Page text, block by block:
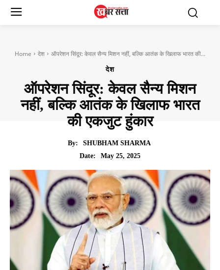
Home देश ऑपरेशन सिंदूर: केवल सैन्य मिशन नहीं, बल्कि आतंक के खिलाफ भारत की...
देश
ऑपरेशन सिंदूर: केवल सैन्य मिशन
नहीं, बल्कि आतंक के खिलाफ भारत
की एकजुट हुंकार
By:
SHUBHAM SHARMA
Date:
May 25, 2025